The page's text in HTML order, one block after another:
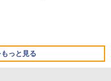
再生
っと見る